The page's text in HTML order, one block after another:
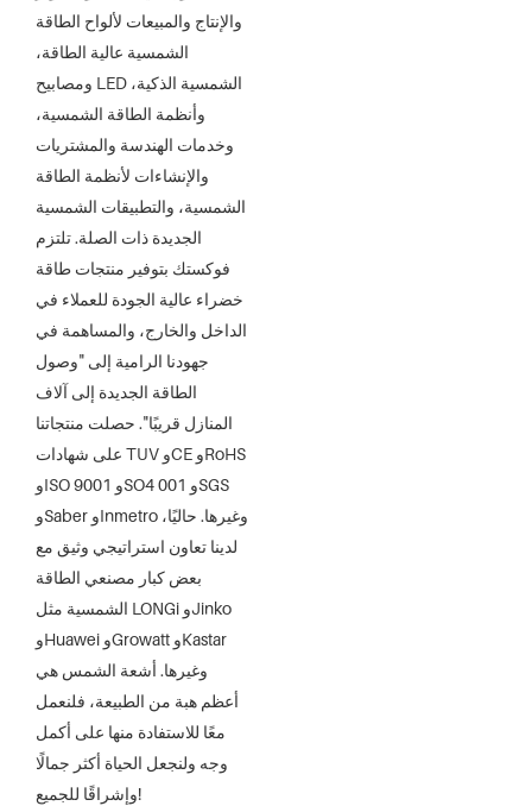
والإنتاج والمبيعات لألواح الطاقة
الشمسية عالية الطاقة،
ومصابيح LED الشمسية الذكية،
وأنظمة الطاقة الشمسية،
وخدمات الهندسة والمشتريات
والإنشاءات لأنظمة الطاقة
الشمسية، والتطبيقات الشمسية
الجديدة ذات الصلة. تلتزم
فوكستك بتوفير منتجات طاقة
خضراء عالية الجودة للعملاء في
الداخل والخارج، والمساهمة في
جهودنا الرامية إلى "وصول
الطاقة الجديدة إلى آلاف
المنازل قريبًا". حصلت منتجاتنا
على شهادات TUV وCE وRoHS
وISO 9001 وSO4 001 وSGS
وSaber وInmetro وغيرها. حاليًا،
لدينا تعاون استراتيجي وثيق مع
بعض كبار مصنعي الطاقة
الشمسية مثل LONGi وJinko
وHuawei وGrowatt وKastar
وغيرها. أشعة الشمس هي
أعظم هبة من الطبيعة، فلنعمل
معًا للاستفادة منها على أكمل
وجه ولنجعل الحياة أكثر جمالًا
وإشراقًا للجميع!